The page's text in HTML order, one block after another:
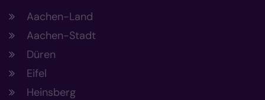
Aachen-Land
Aachen-Stadt
Düren
Eifel
Heinsberg